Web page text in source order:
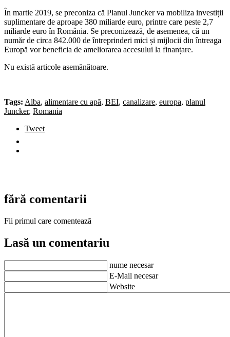
În martie 2019, se preconiza că Planul Juncker va mobiliza investiții
suplimentare de aproape 380 miliarde euro, printre care peste 2,7
miliarde euro în România. Se preconizează, de asemenea, că un
număr de circa 842.000 de întreprinderi mici și mijlocii din întreaga
Europă vor beneficia de ameliorarea accesului la finanțare.
Nu există articole asemănătoare.
Tags: Alba, alimentare cu apă, BEI, canalizare, europa, planul
Juncker, Romania
Tweet
fără comentarii
Fii primul care comentează
Lasă un comentariu
nume necesar
E-Mail necesar
Website